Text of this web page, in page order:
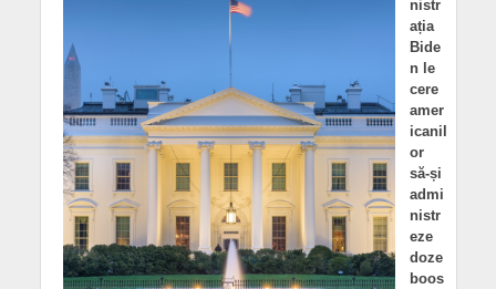
nistr
ația
Bide
n le
cere
amer
icanil
or
să-și
admi
nistr
eze
doze
boos